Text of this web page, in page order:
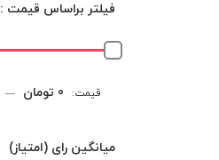
فیلتر براساس قیمت :
قیمت: 0 تومان —
میانگین رای (امتیاز)